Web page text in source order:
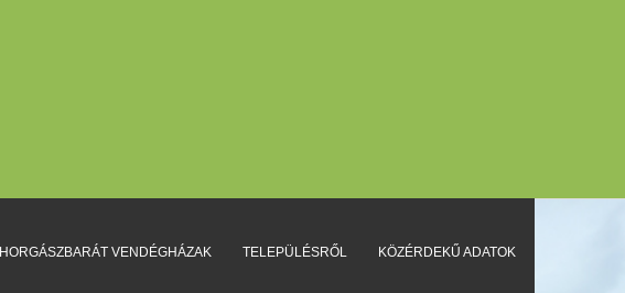
HORGÁSZBARÁT VENDÉGHÁZAK TELEPÜLÉSRŐL KÖZÉRDEKŰ ADATOK